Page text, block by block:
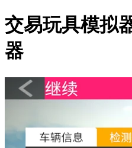
交易玩具模拟
器